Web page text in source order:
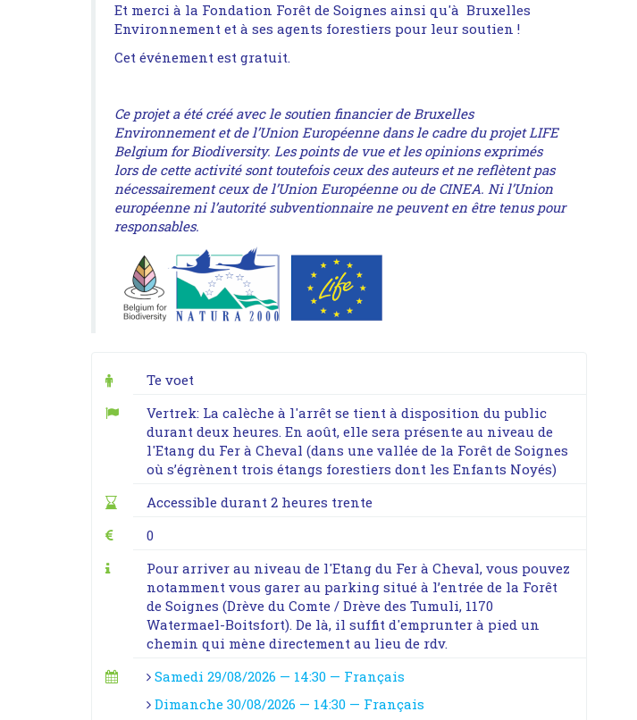
Et merci à la Fondation Forêt de Soignes ainsi qu'à Bruxelles
Environnement et à ses agents forestiers pour leur soutien !
Cet événement est gratuit.
Ce projet a été créé avec le soutien financier de Bruxelles
Environnement et de l’Union Européenne dans le cadre du projet LIFE
Belgium for Biodiversity. Les points de vue et les opinions exprimés
lors de cette activité sont toutefois ceux des auteurs et ne reflètent pas
nécessairement ceux de l’Union Européenne ou de CINEA. Ni l’Union
européenne ni l’autorité subventionnaire ne peuvent en être tenus pour
responsables.
Te voet
Vertrek: La calèche à l'arrêt se tient à disposition du public
durant deux heures. En août, elle sera présente au niveau de
l'Etang du Fer à Cheval (dans une vallée de la Forêt de Soignes
où s’égrènent trois étangs forestiers dont les Enfants Noyés)
Accessible durant 2 heures trente
0
Pour arriver au niveau de l'Etang du Fer à Cheval, vous pouvez
notamment vous garer au parking situé à l’entrée de la Forêt
de Soignes (Drève du Comte / Drève des Tumuli, 1170
Watermael-Boitsfort). De là, il suffit d'emprunter à pied un
chemin qui mène directement au lieu de rdv.
Samedi 29/08/2026 — 14:30 — Français
Dimanche 30/08/2026 — 14:30 — Français